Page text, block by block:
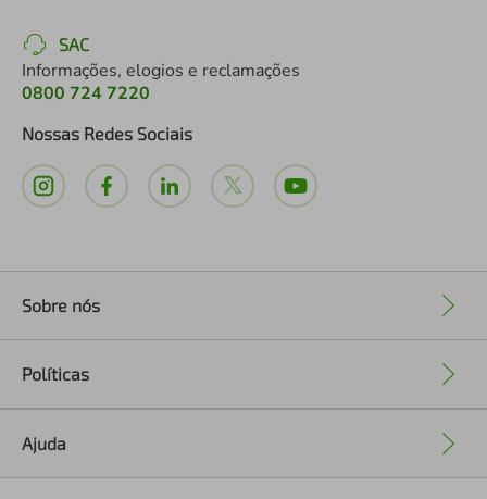
SAC
Informações, elogios e reclamações
0800 724 7220
Nossas Redes Sociais
Sobre nós
Políticas
Ajuda